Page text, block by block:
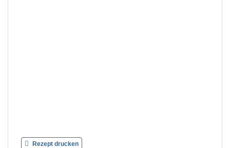
Rezept drucken